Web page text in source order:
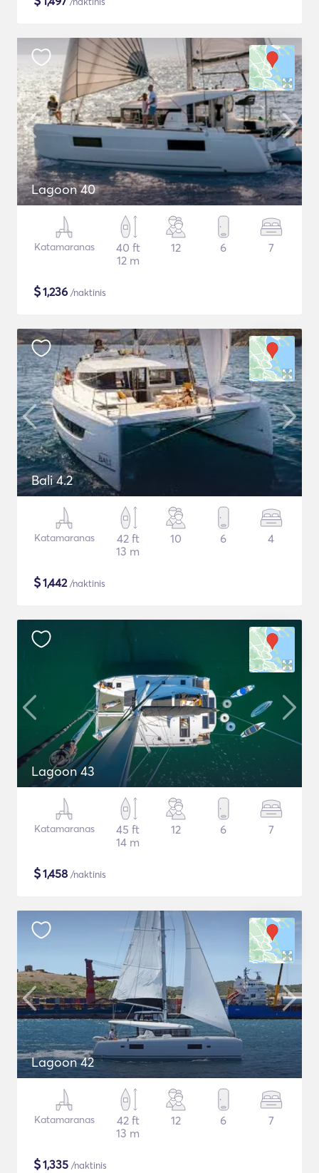
Lagoon 40
Katamaranas
40 ft
12 m
12 6 7
$1,236 /naktinis
Bali 4.2
Katamaranas
42 ft
13 m
10 6 4
$1,442/naktinis
Lagoon 43
Katamaranas
45 ft
14 m
12 6 7
$1,458 /naktinis
Lagoon 42
Katamaranas
42 ft
13 m
12 6 7
$1,335 /naktinis